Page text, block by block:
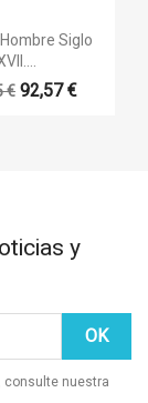
rápidaSiglo
€92,57 €
y
consulte nuestra